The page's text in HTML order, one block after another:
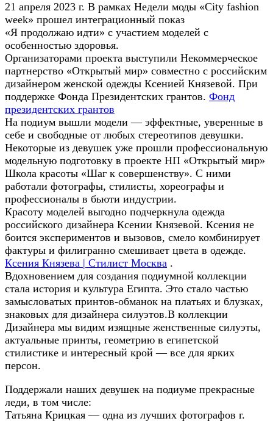
21 апреля 2023 г. В рамках Недели моды «City fashion
week» прошел интеграционный показ
«Я продолжаю идти» с участием моделей с
особенностью здоровья.
Организаторами проекта выступили Некоммерческое
партнерство «Открытый мир» совместно с российским
дизайнером женской одежды Ксенией Князевой. При
поддержке Фонда Президентских грантов. Фонд
президентских грантов
На подиум вышли модели — эффектные, уверенные в
себе и свободные от любых стереотипов девушки.
Некоторые из девушек уже прошли профессиональную
модельную подготовку в проекте НП «Открытый мир»
Школа красоты «Шаг к совершенству». С ними
работали фотографы, стилисты, хореографы и
профессионалы в бьюти индустрии.
Красоту моделей выгодно подчеркнула одежда
российского дизайнера Ксении Князевой. Ксения не
боится экспериментов и вызовов, смело комбинирует
фактуры и филигранно смешивает цвета в одежде.
Ксения Князева | Стилист Москва .
Вдохновением для создания подиумной коллекции
стала история и культура Египта. Это стало частью
замысловатых принтов-обманок на платьях и блузках,
знаковых для дизайнера силуэтов.В коллекции
Дизайнера мы видим изящные женственные силуэты,
актуальные принты, геометрию в египетской
стилистике и интересный крой — все для ярких
персон.
Поддержали наших девушек на подиуме прекрасные
леди, в том числе:
Татьяна Крицкая — одна из лучших фотографов г.